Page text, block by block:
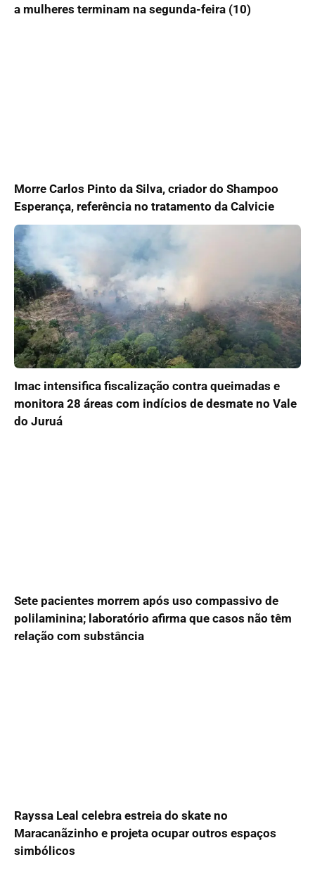
a mulheres terminam na segunda-feira (10)
Morre Carlos Pinto da Silva, criador do Shampoo
Esperança, referência no tratamento da Calvicie
Imac intensifica fiscalização contra queimadas e
monitora 28 áreas com indícios de desmate no Vale
do Juruá
Sete pacientes morrem após uso compassivo de
polilaminina; laboratório afirma que casos não têm
relação com substância
Rayssa Leal celebra estreia do skate no
Maracanãzinho e projeta ocupar outros espaços
simbólicos